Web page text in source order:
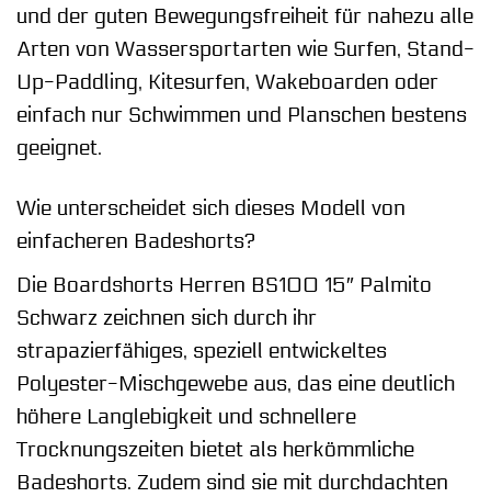
und der guten Bewegungsfreiheit für nahezu alle
Arten von Wassersportarten wie Surfen, Stand-
Up-Paddling, Kitesurfen, Wakeboarden oder
einfach nur Schwimmen und Planschen bestens
geeignet.
Wie unterscheidet sich dieses Modell von
einfacheren Badeshorts?
Die Boardshorts Herren BS100 15″ Palmito
Schwarz zeichnen sich durch ihr
strapazierfähiges, speziell entwickeltes
Polyester-Mischgewebe aus, das eine deutlich
höhere Langlebigkeit und schnellere
Trocknungszeiten bietet als herkömmliche
Badeshorts. Zudem sind sie mit durchdachten